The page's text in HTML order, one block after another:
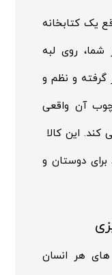
یک کتابخانه
شما، روی لبه
گرفته و نظم و
آن واقعی
این کالا
دوستان و
های هر انسان